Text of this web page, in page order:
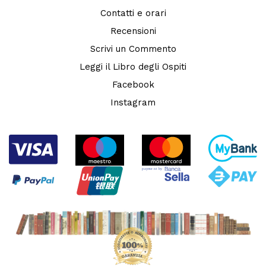
Contatti e orari
Recensioni
Scrivi un Commento
Leggi il Libro degli Ospiti
Facebook
Instagram